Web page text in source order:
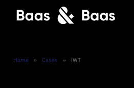
Home » Cases » IWT